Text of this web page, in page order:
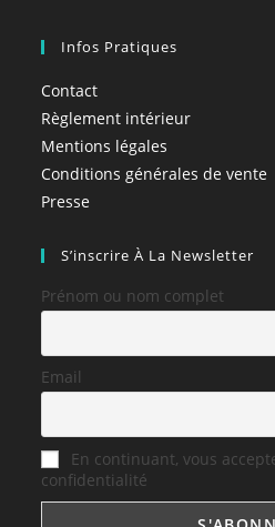
Infos Pratiques
Contact
Règlement intérieur
Mentions légales
Conditions générales de vente
Presse
S’inscrire À La Newsletter
Prénom ou nom complet
Email
En continuant, vous
confidentialité